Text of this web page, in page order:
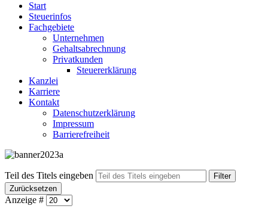
Start
Steuerinfos
Fachgebiete
Unternehmen
Gehaltsabrechnung
Privatkunden
Steuererklärung
Kanzlei
Karriere
Kontakt
Datenschutzerklärung
Impressum
Barrierefreiheit
Teil des Titels eingeben
Filter
Zurücksetzen
Anzeige #